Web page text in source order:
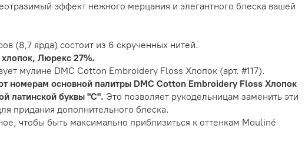
эффект нежного мерцания и элегантного блеска вашей
(8,7 ярда) состоит из 6 скрученных нитей.
Люрекс 27%.
мулине DMC Cotton Embroidery Floss Хлопок (арт. #117).
номерам основной палитры DMC Cotton Embroidery Floss Хлопок
латинской буквы "С". Это позволяет рукодельницам заменить эти
придания дополнительного блеска.
чтобы быть максимально приблизиться к оттенкам Mouliné